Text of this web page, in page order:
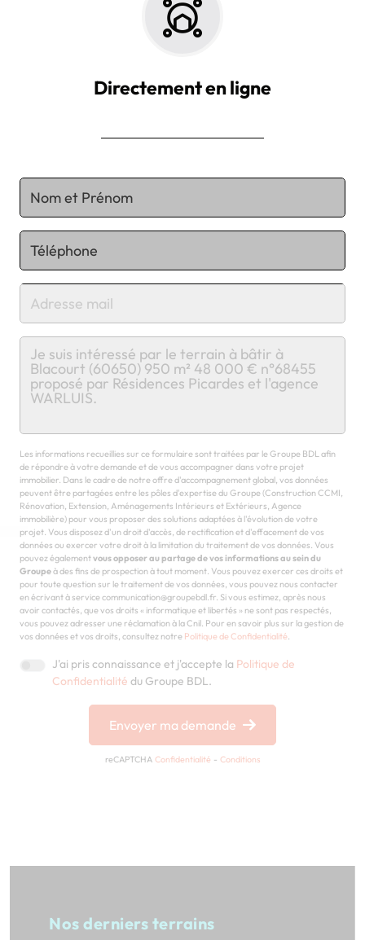
Directement en ligne
Chargement...
Les informations recueillies sur ce formulaire sont traitées par le Groupe BDL afin
de répondre à votre demande et de vous accompagner dans votre projet
immobilier. Dans le cadre de notre offre d'accompagnement global, vos données
peuvent être partagées entre les pôles d'expertise du Groupe (Construction CCMI,
Rénovation, Extension, Aménagements Intérieurs et Extérieurs, Agence
immobilière) pour vous proposer des solutions adaptées à l'évolution de votre
projet. Vous disposez d'un droit d'accès, de rectification et d'effacement de vos
données ou exercer votre droit à la limitation du traitement de vos données. Vous
pouvez égalementvous opposer au partage de vos informations au sein du
Groupeà des fins de prospection à tout moment. Vous pouvez exercer ces droits et
pour toute question sur le traitement de vos données, vous pouvez nous contacter
en écrivant à service communication@groupebdl.fr. Si vous estimez, après nous
avoir contactés, que vos droits « informatique et libertés » ne sont pas respectés,
vous pouvez adresser une réclamation à la Cnil. Pour en savoir plus sur la gestion de
vos données et vos droits, consultez notre Politique de Confidentialité.
J'ai pris connaissance et j'accepte la Politique de
Confidentialité du Groupe BDL.
Envoyer ma demande
reCAPTCHA Confidentialité - Conditions
Nos derniers terrains